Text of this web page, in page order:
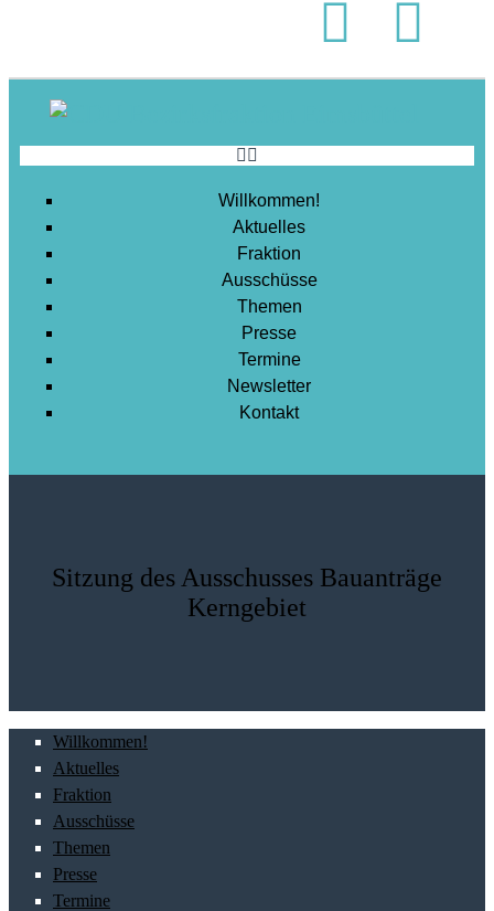
Stadtentwicklung
Wohnen
Willkommen!
Aktuelles
Fraktion
Ausschüsse
Themen
Presse
Termine
Newsletter
Kontakt
Sitzung des Ausschusses Bauanträge
Kerngebiet
Willkommen!
Aktuelles
Fraktion
Ausschüsse
Themen
Presse
Termine